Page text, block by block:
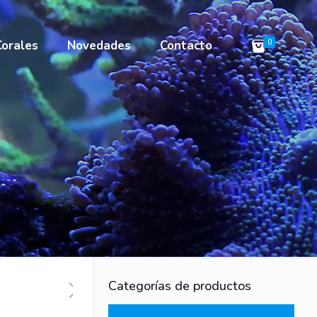
Novedades Contacto 0
Categorías de productos